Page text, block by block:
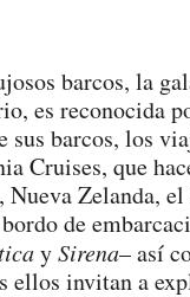
barcos, la
es reconocida
sus barcos, los
Cruises, que
Zelanda,
de
ySirena– así
ellos invitan a